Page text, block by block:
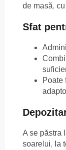
de masă,
Sfat
Poate
A se păstra
soarelui, la